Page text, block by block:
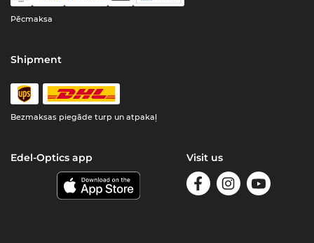
Pēcmaksa
Shipment
Bezmaksas piegāde turp un atpakaļ
Edel-Optics app Visit us